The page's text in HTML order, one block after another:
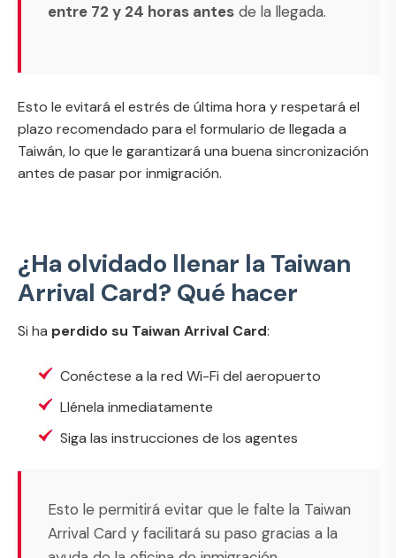
entre 72 y 24 horas antes de la llegada.
Esto le evitará el estrés de última hora y respetará el
plazo recomendado para el formulario de llegada a
Taiwán, lo que le garantizará una buena sincronización
antes de pasar por inmigración.
¿Ha olvidado llenar la Taiwan
Arrival Card? Qué hacer
Si ha perdido su Taiwan Arrival Card:
Conéctese a la red Wi-Fi del aeropuerto
Llénela inmediatamente
Siga las instrucciones de los agentes
Esto le permitirá evitar que le falte la Taiwan
Arrival Card y facilitará su paso gracias a la